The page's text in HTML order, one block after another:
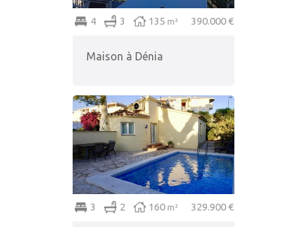
4 3 135 m² 390.000 €
Maison à Dénia
3 2 160 m² 329.900 €